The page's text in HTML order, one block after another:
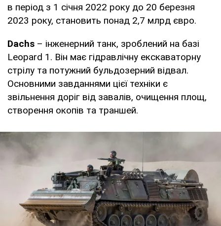
в період з 1 січня 2022 року до 20 березня
2023 року, становить понад 2,7 млрд євро.
Dachs – інженерний танк, зроблений на базі
Leopard 1. Він має гідравлічну екскаваторну
стрілу та потужний бульдозерний відвал.
Основними завданнями цієї техніки є
звільнення доріг від завалів, очищення площ,
створення окопів та траншей.